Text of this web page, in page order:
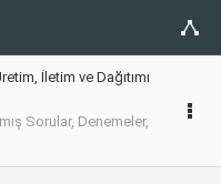
İletim ve Dağıtımı
Sorular, Denemeler,